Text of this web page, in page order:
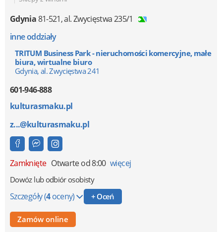
Gdynia81-521,al. Zwycięstwa 235/1
inne oddziały
TRITUM Business Park - nieruchomości komercyjne, małe
biura, wirtualne biuro
Gdynia, al. Zwycięstwa 241
601-946-888
kulturasmaku.pl
z...@kulturasmaku.pl
Zamknięte Otwarte od 8:00 więcej
Dowóz lub odbiór osobisty
Szczegóły(4oceny) + Oceń
Zamów online